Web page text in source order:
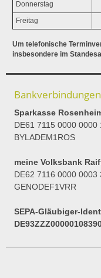
Donnerstag
Freitag
Um telefonische
insbesondere im
Sparkasse
DE61 7115 0000 0000
BYLADEM1ROS
meine Volksbank
DE62 7116 0000 0003
GENODEF1VRR
SEPA-Gläubiger-